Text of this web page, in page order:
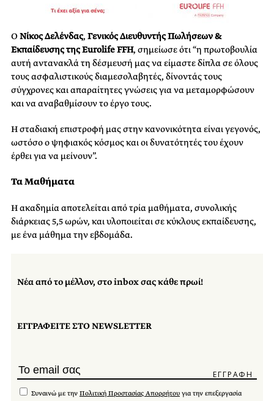
ΟΝίκος Δελένδας, Γενικός Διευθυντής Πωλήσεων &
Εκπαίδευσης τηςEurolifeFFH, σημείωσε ότι “η πρωτοβουλία
αυτή αντανακλά τη δέσμευσή μας να είμαστε δίπλα σε όλους
τους ασφαλιστικούς διαμεσολαβητές, δίνοντάς τους
σύγχρονες και απαραίτητες γνώσεις για να μεταμορφώσουν
και να αναβαθμίσουν το έργο τους.
Η σταδιακή επιστροφή μας στην κανονικότητα είναι γεγονός,
ωστόσο ο ψηφιακός κόσμος και οι δυνατότητές του έχουν
έρθει για να μείνουν”.
Τα Μαθήματα
Η ακαδημία αποτελείται από τρία μαθήματα, συνολικής
διάρκειας 5,5 ωρών, και υλοποιείται σε κύκλους εκπαίδευσης,
με ένα μάθημα την εβδομάδα.
Νέα από το μέλλον, στο inbox σας κάθε πρωί!
ΕΓΓΡΑΦΕΙΤΕ ΣΤΟ NEWSLETTER
Συναινώ με την Πολιτική Προστασίας Απορρήτου για την επεξεργασία